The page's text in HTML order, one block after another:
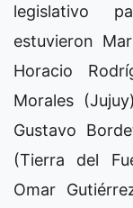
legislativo
estuvieron
Horacio
Morales
Gustavo
(Tierra del
Omar